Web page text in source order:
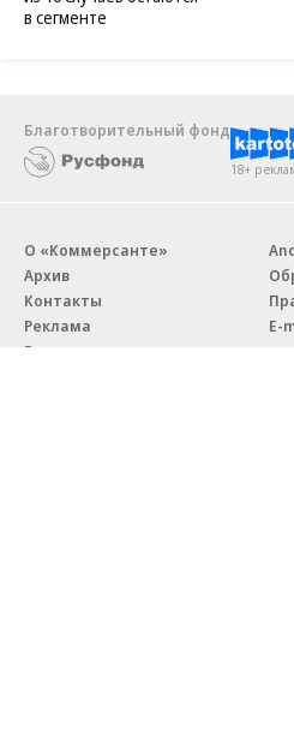
в сегменте
Благотворительный фонд
18+
О «Коммерсанте»
Архив
Контакты
Реклама
Вакансии
E-